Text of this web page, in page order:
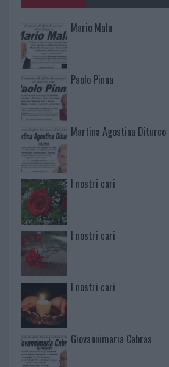
Mario Malu
Paolo Pinna
Martina Agostina Diturco
I nostri cari
I nostri cari
I nostri cari
Giovannimaria Cabras